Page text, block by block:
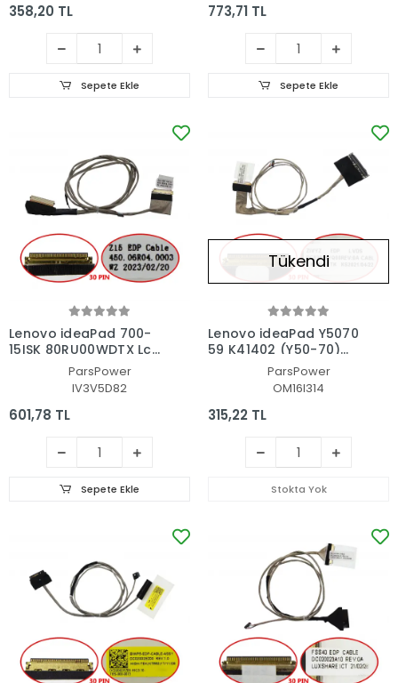
358,20 TL
Sepete Ekle
773,71 TL
Sepete Ekle
Lenovo ideaPad 700-
15ISK 80RU00WDTX Lcd
- Ekran Data Flex
ParsPower
IV3V5D82
601,78 TL
Sepete Ekle
Tükendi
Lenovo ideaPad Y5070
59 K41402 (Y50-70)
Lcd - Ekran Data Flex
ParsPower
OM16I314
315,22 TL
Stokta Yok